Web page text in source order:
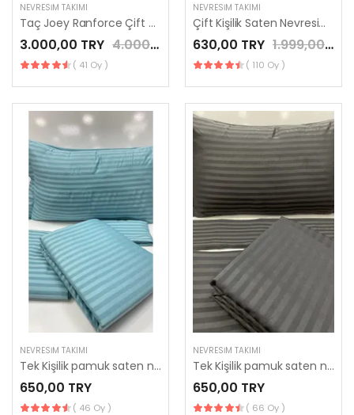
NEVRESIM TAKIMI
Taç Joey Ranforce Çift Kişilik Nevresim Takımı Turuncu
3.000,00 TRY 4.000,00 TRY
( 41 Oy )
NEVRESIM TAKIMI
Çift Kişilik Saten Nevresim Takımı
630,00 TRY 1.999,00 TRY
( 110 Oy )
NEVRESIM TAKIMI
Tek Kişilik pamuk saten nevresim takımı
650,00 TRY
( 46 Oy )
NEVRESIM TAKIMI
Tek Kişilik pamuk saten nevresim takımı
650,00 TRY
( 66 Oy )